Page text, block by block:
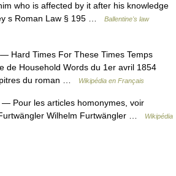
who is affected by it after his knowledge
s Roman Law § 195 …
Ballentine's law
— Hard Times For These Times Temps
de Household Words du 1er avril 1854
du roman …
Wikipédia en Français
— Pour les articles homonymes, voir
Wilhelm Furtwängler …
Wikipédia